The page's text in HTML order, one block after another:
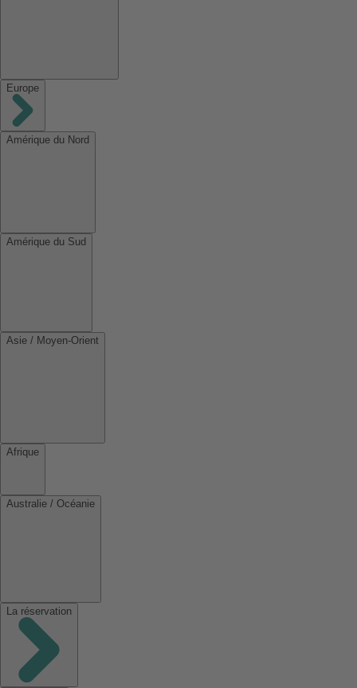
Europe
Amérique du Nord
Amérique du Sud
Asie / Moyen-Orient
Afrique
Australie / Océanie
La réservation